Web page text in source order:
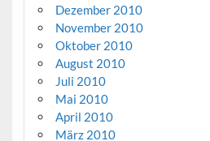
Dezember 2010
November 2010
Oktober 2010
August 2010
Juli 2010
Mai 2010
April 2010
März 2010